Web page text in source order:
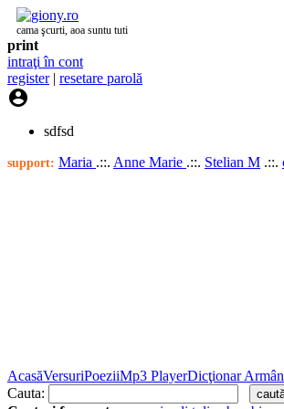
cama şcurti, aoa suntu tuti
print
intraţi în cont
register| resetare parolă

sdfsd
support: Maria .::. Anne Marie .::. Stelian M .::.
AcasăVersuriPoeziiMp3 PlayerDicţionar
Cauta: